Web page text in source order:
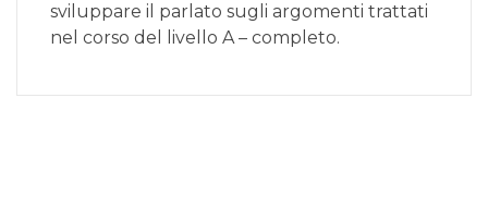
sviluppare il parlato sugli argomenti trattati
nel corso del livello A – completo.